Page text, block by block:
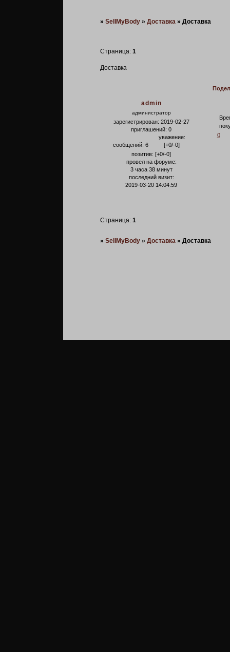
» SellMyBody » Доставка » Доставка
Доставка
Страница: 1
admin
администратор
зарегистрирован: 2019-02-27
приглашений: 0
сообщений: 6
уважение:
[+0/-0]
позитив: [+0/-0]
провел на форуме:
3 часа 38 минут
последний визит:
2019-03-20 14:04:59
0
Страница: 1
» SellMyBody » Доставка » Доставка